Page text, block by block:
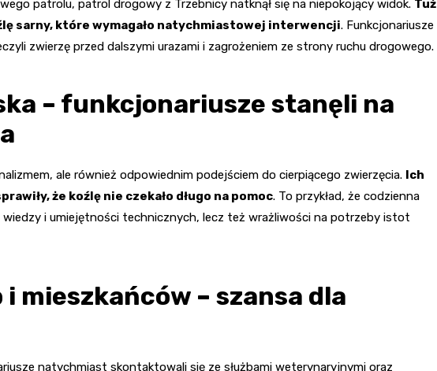
patrolu, patrol drogowy z Trzebnicy natknął się na niepokojący widok. Tuż
sarny, które wymagało natychmiastowej interwencji. Funkcjonariusze
zwierzę przed dalszymi urazami i zagrożeniem ze strony ruchu drogowego.
– funkcjonariusze stanęli na
ale również odpowiednim podejściem do cierpiącego zwierzęcia. Ich
że koźlę nie czekało długo na pomoc. To przykład, że codzienna
i umiejętności technicznych, lecz też wrażliwości na potrzeby istot
i mieszkańców – szansa dla
natychmiast skontaktowali się ze służbami weterynaryjnymi oraz